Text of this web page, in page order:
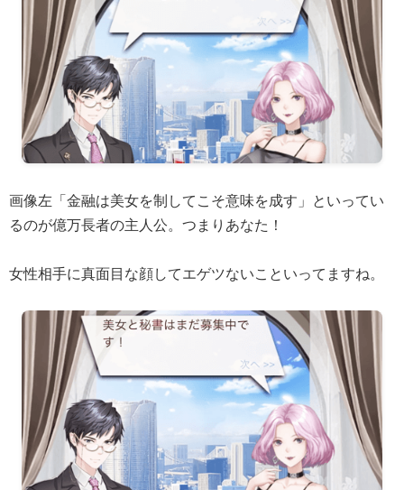
画像左「金融は美女を制してこそ意味を成す」といってい
るのが億万長者の主人公。つまりあなた！
女性相手に真面目な顔してエゲツないこといってますね。